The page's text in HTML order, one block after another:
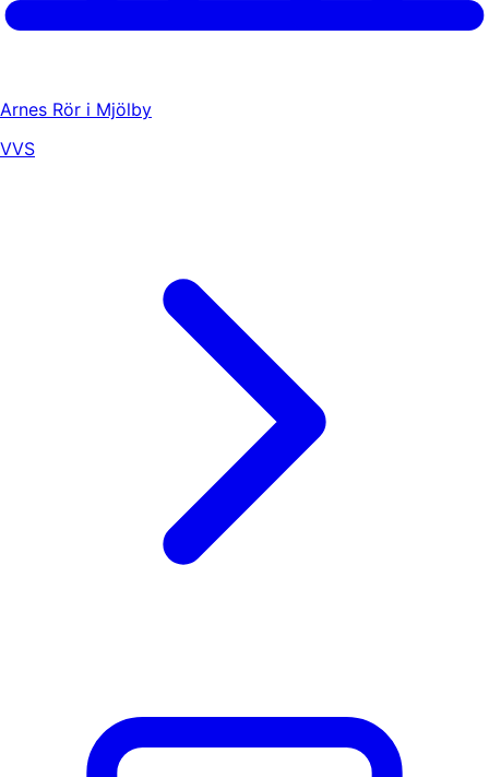
Arnes Rör i Mjölby
VVS